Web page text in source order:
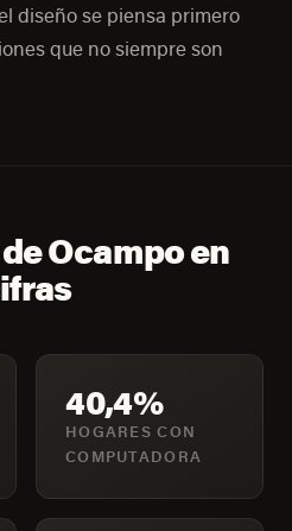
diseño se piensa primero
que no siempre son
Ocampo en
40,4%
HOGARES CON
COMPUTADORA